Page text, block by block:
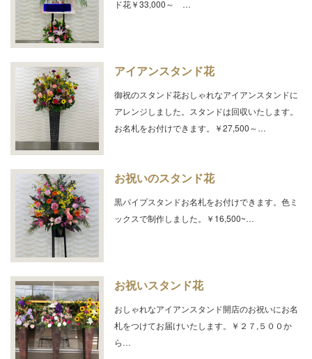
ド花￥33,000～ …
アイアンスタンド花
御祝のスタンド花おしゃれなアイアンスタンドに
アレンジしました。スタンドは回収いたします。
お名札をお付けできます。￥27,500～…
お祝いのスタンド花
黒パイプスタンドお名札をお付けできます。色ミ
ックスで制作しました。￥16,500~…
お祝いスタンド花
おしゃれなアイアンスタンド開店のお祝いにお名
札をつけてお届けいたします。￥２７,５００か
ら…